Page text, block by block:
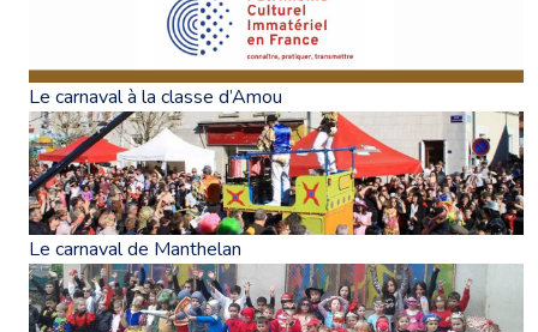
Le carnaval à la classe d’Amou
Le carnaval de Manthelan